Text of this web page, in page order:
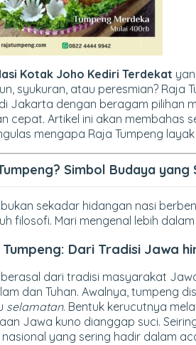
Kotak Joho Kediri Terdekat
syukuran, atau peresmian? Raja
Jakarta dengan beragam pilihan
cepat. Artikel ini akan membahas
mengapa Raja Tumpeng
Simbol Budaya yang
sekadar hidangan nasi
filosofi. Mari mengenal lebih
Dari Tradisi Jawa
berasal dari tradisi masyarakat
dan Tuhan. Awalnya, tumpeng
selamatan. Bentuk kerucutnya
Jawa kuno dianggap suci.
yang sering hadir dalam